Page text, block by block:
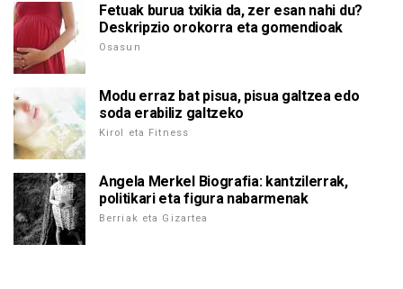
Fetuak burua txikia da, zer esan nahi du?
Deskripzio orokorra eta gomendioak
Osasun
Modu erraz bat pisua, pisua galtzea edo
soda erabiliz galtzeko
Kirol eta Fitness
Angela Merkel Biografia: kantzilerrak,
politikari eta figura nabarmenak
Berriak eta Gizartea